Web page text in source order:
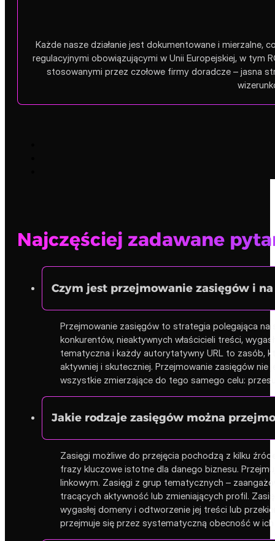
Każde nasze działanie jest dokumentowane i
regulacyjnymi obowiązującymi w Unii Europejskiej, w
stosowanymi przez czołowe firmy doradcze – jasna
Najczęściej zadawane
Czym jest przejmowanie zasięgów i
Przejmowanie zasięgów to strategia polegająca
konkurentów, nieaktywnych właścicieli treści,
tematyczna i każdy autorytatywny URL to zasób,
aktywniej i skuteczniej. Przejmowanie zasięgów
wszystkie zmierzające do tego samego celu:
Jakie rodzaje zasięgów można
Zasięgi możliwe do przejęcia pochodzą z kilku
frazy kluczowe istotne dla danego biznesu.
linkowym. Zasięgi z grup tematycznych –
tracących aktywność lub zmieniających profil.
wygasłej domeny i odtworzenie jej treści lub
przejmuje się przez systematyczną obecność w